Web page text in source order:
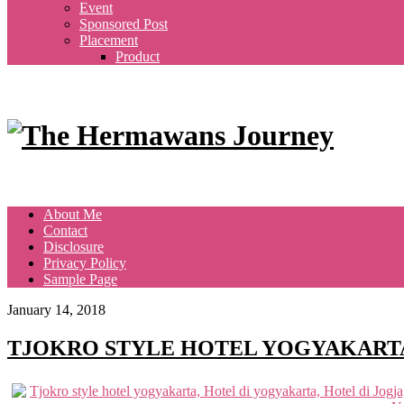
Event
Sponsored Post
Placement
Product
About Me
Contact
Disclosure
Privacy Policy
Sample Page
January 14, 2018
TJOKRO STYLE HOTEL